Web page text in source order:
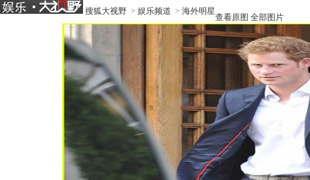
搜狐大视野 > 娱乐频道 > 海外明星
查看原图 全部图片